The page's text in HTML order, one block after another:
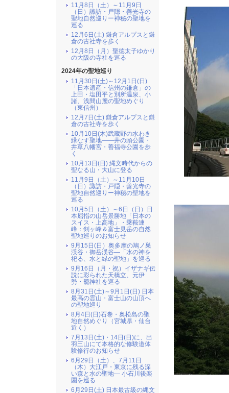
11月8日（土）～11月9日
（日）諏訪・戸隠・善光寺の
聖地自然巡りー神秘の聖地を
巡る
12月6日(土) 鎌倉アルプスと鎌
倉の古社寺を歩く
12月8日（月）聖徳太子ゆかり
の大阪の寺社を巡る
2024年の聖地巡り
11月30日(土)～12月1日(日)
「日本遺産・信州の鎌倉」の
上田・塩田平と別所温泉、小
諸、浅間山麓の聖地めぐり
（東信州）
12月7日(土) 鎌倉アルプスと鎌
倉の古社寺を歩く
10月10日(木)武蔵野の水わき
緑なす聖地――井の頭公園・
井草八幡宮・善福寺公園を歩
く
10月13日(日) 縄文時代からの
聖なる山・大山に登る
11月9日（土）～11月10日
（日）諏訪・戸隠・善光寺の
聖地自然巡りー神秘の聖地を
巡る
10月5日（土）～6日（日）日
本屈指の山岳景勝地「日本の
スイス・上高地」・乗鞍連
峰：剣ヶ峰＆富士見岳の自然
聖地巡りのお知らせ
9月15日(日）奥多摩の鳩ノ巣
渓谷・御岳渓谷―「水の神を
祀る、水と緑の聖地」を巡る
9月16日（月・祝）イザナギ伝
説に彩られた天橋立、元伊
勢・籠神社を巡る
8月31日(土)～9月1日(日) 日本
最高の霊山・富士山の山頂へ
の聖地巡り
8月4日(日)石巻・奥松島の聖
地自然めぐり（宮城県・仙台
近く）
7月13日(土)・14日(日)に、出
羽三山にて本格的な修験道体
験修行のお知らせ
6月29日（土）、7月11日
（木）大江戸・東京に残る深
い森と水の聖地― 小石川後楽
園を巡る
6月29日(土) 日本最古級の縄文